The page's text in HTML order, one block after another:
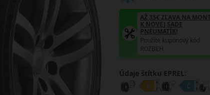
AŽ 35€ ZĽAVA NA
K NOVEJ SADE
PNEUMATÍK!
Použite kupónový kód
ROZBEH
Údaje štítku EPREL: